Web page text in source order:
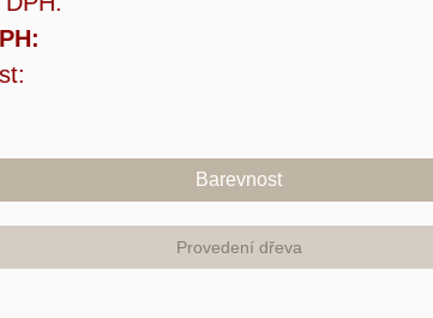
Barevnost
Provedení dřeva